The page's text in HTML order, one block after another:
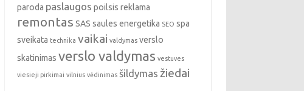
paroda paslaugos poilsis reklama
remontas SAS saules energetika SEO spa
sveikata technika vaikai valdymas verslo
skatinimas verslo valdymas vestuves
viesieji pirkimai vilnius vėdinimas šildymas žiedai